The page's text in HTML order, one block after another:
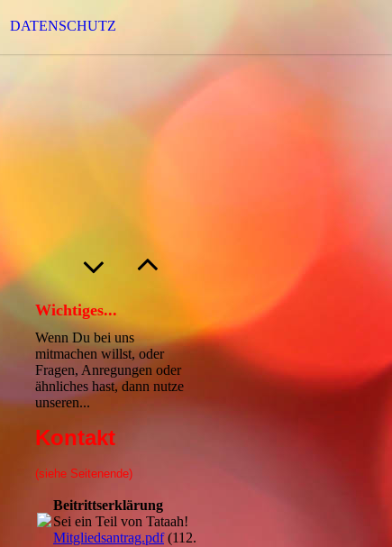
DATENSCHUTZ
Wichtiges...
Wenn Du bei uns
mitmachen willst, oder
Fragen, Anregungen oder
ähnliches hast, dann nutze
unseren...
Kontakt
(siehe Seitenende)
Beitrittserklärung
Sei ein Teil von Tataah!
Mitgliedsantrag.pdf(112.57KB)